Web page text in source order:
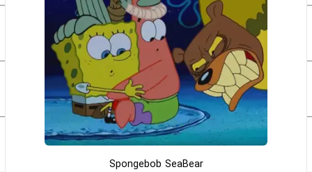
Spongebob SeaBear